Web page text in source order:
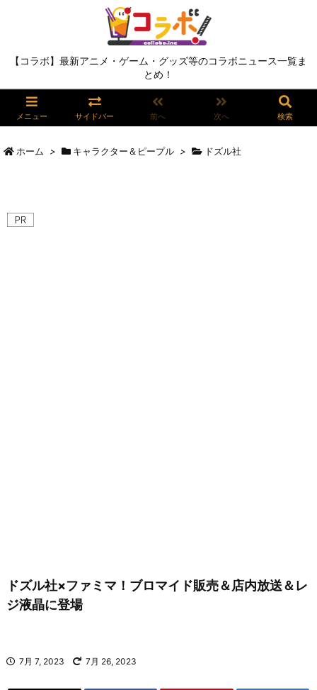
【コラボ】最新アニメ・ゲーム・グッズ等のコラボニュース一覧ま
とめ！
メニュー サイドバー 前へ 次へ 検索
ホーム > キャラクター＆ピープル > ドズル社
ドズル社×ファミマ！ブロマイド販売＆店内放送＆レ
ジ液晶に登場
7月 7, 2023 7月 26, 2023